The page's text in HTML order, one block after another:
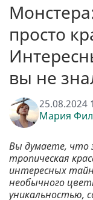
просто
вы не
25.08.2024
Мария
Вы думаете, что
тропическая
интересных
необычного
уникальностью,